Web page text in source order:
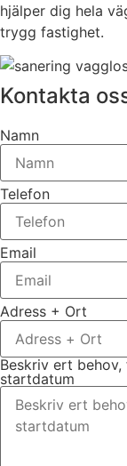
hjälper dig hela
trygg fastighet.
Kontakta
Namn
Telefon
Email
Adress + Ort
Beskriv ert
startdatum